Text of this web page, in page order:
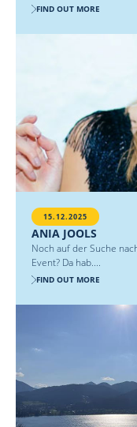
FIND OUT MORE
15.12.2025
ANIA JOOLS
Noch auf der Suche
Event? Da hab....
FIND OUT MORE